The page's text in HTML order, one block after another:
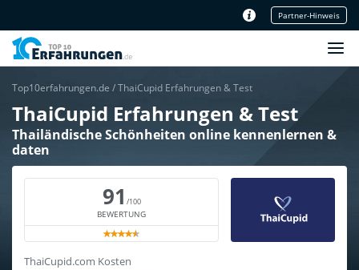
Unser Redaktionsteam
Partner-Hinweis
Top10erfahrungen.de /ThaiCupid Erfahrungen & Test
ThaiCupid Erfahrungen & Test
Thailändische Schönheiten online kennenlernen &
daten
91 /100
BEWERTUNG
ThaiCupid.com Kosten